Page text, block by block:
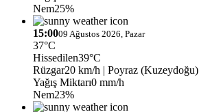
Nem25%
15:0009 Ağustos 2026, Pazar
37°C
Hissedilen39°C
Rüzgar20 km/h | Poyraz (Kuzeydoğu)
Yağış Miktarı0 mm/h
Nem23%